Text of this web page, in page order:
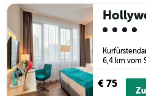
6,4 km vom
€ 75